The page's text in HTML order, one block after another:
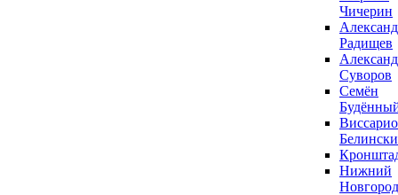
Чичерин
Радищев
Суворов
Семён
Нижний
Новгород